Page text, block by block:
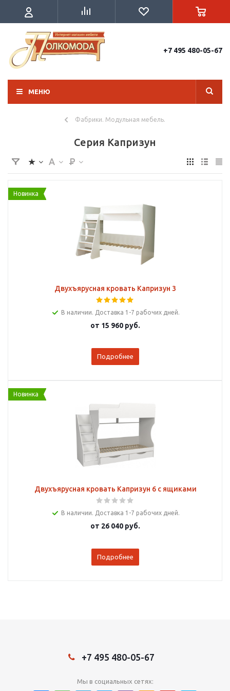
+7 495 480-05-67
МЕНЮ
Фабрики. Модульная мебель.
Серия Капризун
Новинка
Двухъярусная кровать Капризун 3
В наличии. Доставка 1-7 рабочих дней.
от 15 960 руб.
Подробнее
Новинка
Двухъярусная кровать Капризун 6 с ящиками
В наличии. Доставка 1-7 рабочих дней.
от 26 040 руб.
Подробнее
+7 495 480-05-67
Мы в социальных сетях: